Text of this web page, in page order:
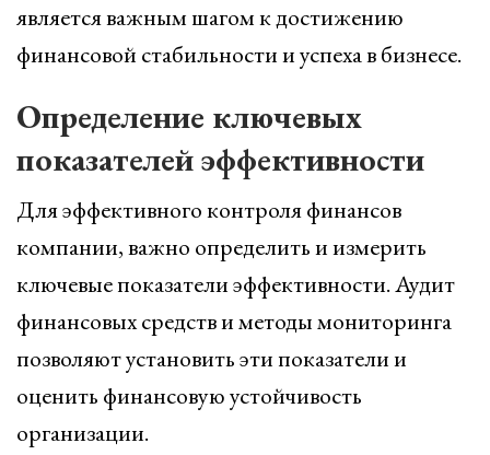
является важным шагом к достижению
финансовой стабильности и успеха в бизнесе.
Определение ключевых
показателей эффективности
Для эффективного контроля финансов
компании, важно определить и измерить
ключевые показатели эффективности. Аудит
финансовых средств и методы мониторинга
позволяют установить эти показатели и
оценить финансовую устойчивость
организации.